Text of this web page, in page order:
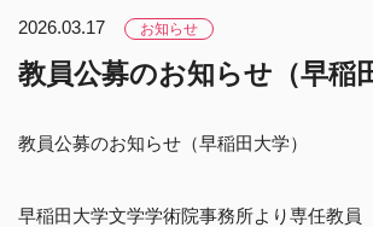
2026.03.17 お知らせ
教員公募のお知らせ（早稲
教員公募のお知らせ（早稲田大学）
早稲田大学文学学術院事務所より専任教員